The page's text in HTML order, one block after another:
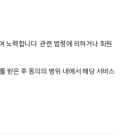
노력합니다. 관련 법령에 의하거나 회원
받은 후 동의의 범위 내에서 해당 서비스